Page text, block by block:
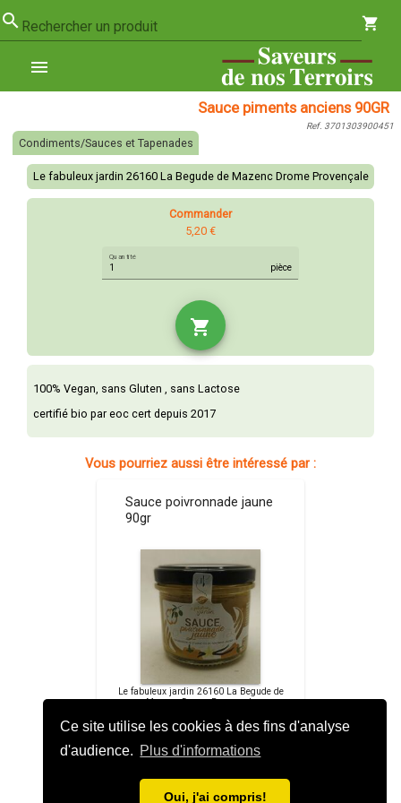
Ce site utilise les cookies à des fins d'analyse
d'audience. Plus d'informations
Oui, j'ai compris!
search Rechercher un produit shopping_cart
menu
Sauce piments anciens 90GR
Ref. 3701303900451
Condiments/Sauces et Tapenades
Le fabuleux jardin 26160 La Begude de Mazenc Drome Provençale
Commander
5,20 €
Quantité
pièce
shopping_cart
100% Vegan, sans Gluten , sans Lactose
certifié bio par eoc cert depuis 2017
Vous pourriez aussi être intéressé par :
Sauce poivronnade jaune
90gr
Le fabuleux jardin 26160 La Begude de
Mazenc Drome Provençale
launch